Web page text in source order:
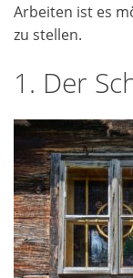
Arbeiten ist es
zu stellen.
1. Der